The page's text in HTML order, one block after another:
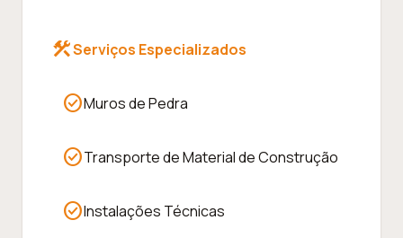
constructionServiços Especializados
check_circleMuros de Pedra
check_circleTransporte de Material de Construção
check_circleInstalações Técnicas